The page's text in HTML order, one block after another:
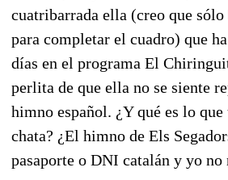
cuatribarrada ella (creo que
para completar el cuadro) que
días en el programa El
perlita de que ella no se siente
himno español. ¿Y qué es lo
chata? ¿El himno de Els
pasaporte o DNI catalán y yo no